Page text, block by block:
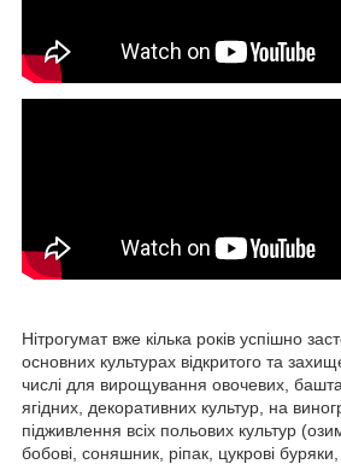
Нітрогумат вже кілька років успішно
основних культурах відкритого та
числі для вирощування овочевих,
ягідних, декоративних культур, на
підживлення всіх польових культур
бобові, соняшник, ріпак, цукрові